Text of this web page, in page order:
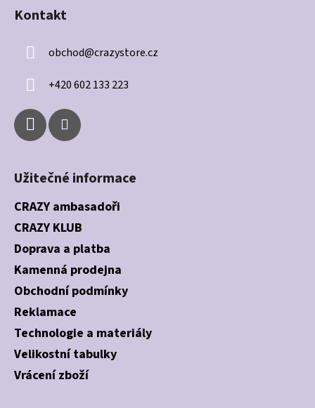
Kontakt
obchod@crazystore.cz
+420 602 133 223
Užitečné informace
CRAZY ambasadoři
CRAZY KLUB
Doprava a platba
Kamenná prodejna
Obchodní podmínky
Reklamace
Technologie a materiály
Velikostní tabulky
Vrácení zboží